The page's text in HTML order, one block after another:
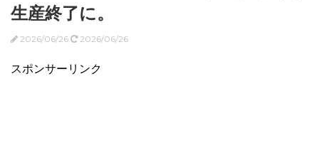
生産終了に。
2026/06/26 2026/06/26
スポンサーリンク